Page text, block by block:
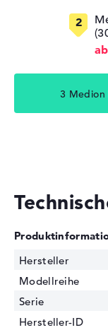
3 Medion
Hersteller
Modellreihe
Serie
Hersteller-ID